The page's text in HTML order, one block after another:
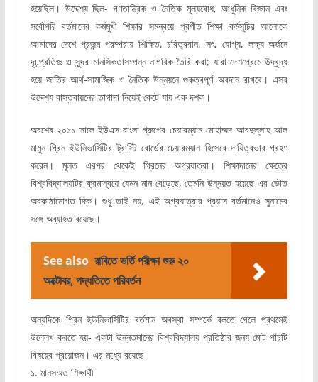
হয়েছিল। উদ্দেশ্য ছিল- গণতান্ত্রিক ও নৈতিক মূল্যবোধ, আধুনিক বিজ্ঞান এবং
সর্বোপরি বর্তমানের কর্মমুখী শিক্ষার সমন্বয়ে প্রণীত শিক্ষা কর্মসূচির আলোকে
আমাদের দেশে প্রজন্ম পরম্পরায় শিক্ষিত, চরিত্রবান, সৎ, যোগ্য, লক্ষ্য অর্জনে
দৃঢ়প্রতিজ্ঞ ও সুন্দর মানসিকতাসম্পন্ন নাগরিক তৈরি করা; যারা দেশপ্রেমে উদ্বুদ্ধ
হয়ে জাতির আর্থ-সামাজিক ও নৈতিক উন্নয়নে গুরুত্বপূর্ণ অবদান রাখবে। এসব
উদ্দেশ্য বাস্তবায়নের তাগাদা নিয়েই কেটে যায় এক দশক।
অবশেষ ২০১১ সালে ইউএস-বাংলা গ্রুপের চেয়ারম্যান মোহাম্মদ আবদুল্লাহ আল
মামুন গ্রিন ইউনিভার্সিটির ট্রাস্টি বোর্ডের চেয়ারম্যান হিসেবে দায়িত্বভার গ্রহণ
করেন। মূলত এরপর থেকেই গ্রিনের অগ্রযাত্রা। শিক্ষাদানের ক্ষেত্রে
বিশ্ববিদ্যালয়টির ক্রমান্বয়ে যেমন মান বেড়েছে, তেমনি উন্নয়ত হয়েছে এর ভৌত
অবকাঠামোগত দিক। শুধু তাই নয়, এই অগ্রযাত্রার প্রয়াস বর্তমানেও সুনামের
সঙ্গে অব্যাহত রয়েছে।
See also রাবিতে ভর্তি পরীক্ষা শুরু ২০
অক্টোবর, পদ্ধতিতে পরিবর্তন
অন্যদিকে গ্রিন ইউনিভার্সিটির বর্তমান অবস্থা সম্পর্কে বলতে গেলে প্রথমেই
উল্লেখ করতে হয়- একটা উন্নতমানের বিশ্ববিদ্যালয় প্রতিষ্ঠার জন্য মোট পাঁচটি
বিষয়ের প্রয়োজন। এর মধ্যে রয়েছে-
১. মানসম্মত শিক্ষার্থী